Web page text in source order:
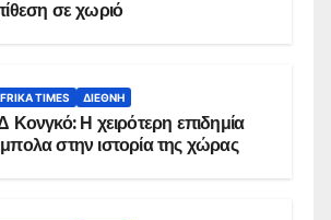
σε χωριό
TIMES ΔΙΕΘΝΉ
Κονγκό: Η χειρότερη επιδημία
στην ιστορία της χώρας